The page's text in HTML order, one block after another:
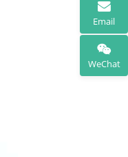
Email
WeChat